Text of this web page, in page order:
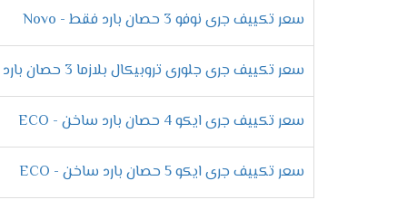
التميز بأفضل درجة من التبريد
الصيف بقى صعب ولا نستطيع تحمل درجات
الجهاز حتى لا تشعر بحر الصيف وتنزعج
الانفراد بخاصية تدفق الهواء
الان عند شراء جهاز جرى هتكون منفرد
للعميل لأن الجهاز يقوم بتوفير
الهواء أعلى الغرفه .
سعر تكييف جرى نوفو 3 حصان بارد فقط - Novo
سعر تكييف جرى جلورى تروبيكال بلازما 3 حصان بارد فقط - Glory Tropical
سعر تكييف جرى ايكو 4 حصان بارد ساخن - ECO
سعر تكييف جرى ايكو 5 حصان بارد ساخن - ECO